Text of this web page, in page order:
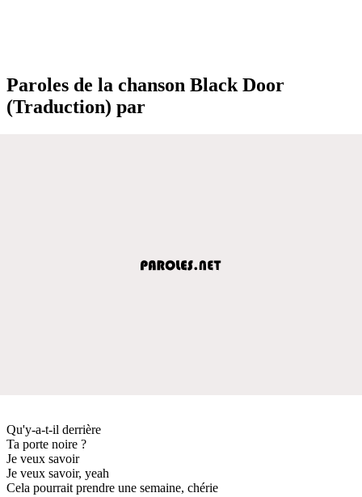
Paroles de la chanson Black Door
(Traduction) par
Qu'y-a-t-il derrière
Ta porte noire ?
Je veux savoir
Je veux savoir, yeah
Cela pourrait prendre une semaine, chérie